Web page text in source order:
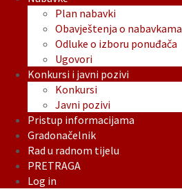
Plan nabavki
Obavještenja o nabavkama
Odluke o izboru ponuđača
Ugovori
Konkursi i javni pozivi
Konkursi
Javni pozivi
Pristup informacijama
Gradonačelnik
Rad u radnom tijelu
PRETRAGA
Log in